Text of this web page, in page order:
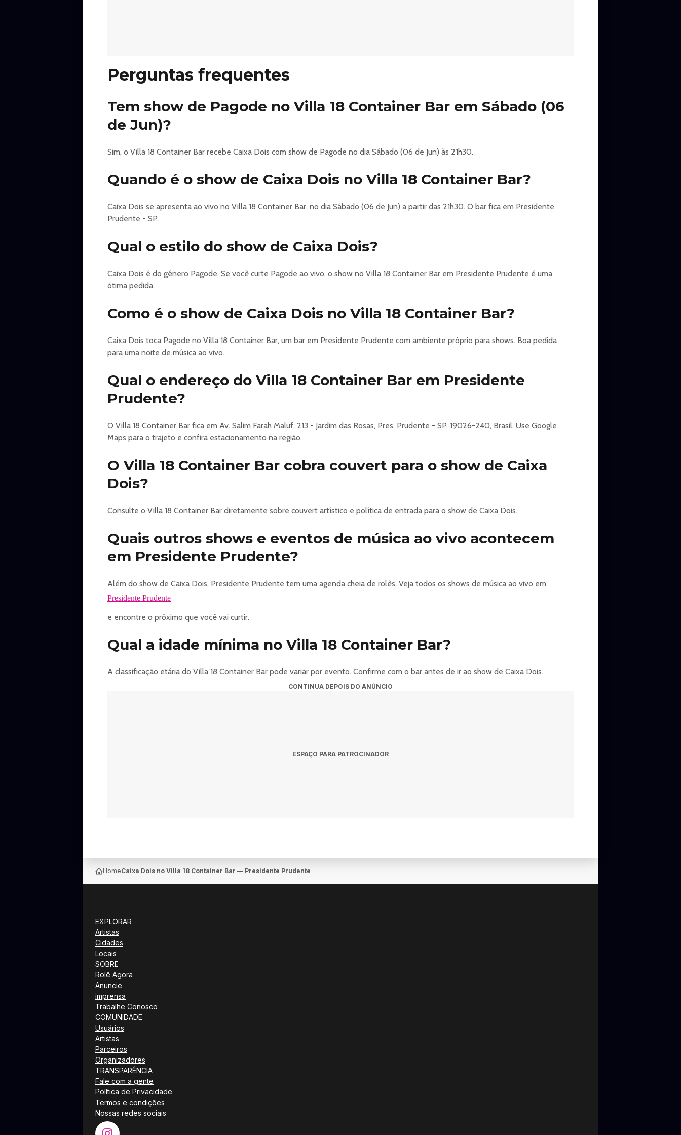
Perguntas frequentes
Tem show de Pagode no Villa 18 Container Bar em Sábado (06
de Jun)?
Sim, o Villa 18 Container Bar recebe Caixa Dois com show de Pagode no dia Sábado (06 de Jun) às 21h30.
Quando é o show de Caixa Dois no Villa 18 Container Bar?
Caixa Dois se apresenta ao vivo no Villa 18 Container Bar, no dia Sábado (06 de Jun) a partir das 21h30. O bar fica em Presidente
Prudente - SP.
Qual o estilo do show de Caixa Dois?
Caixa Dois é do gênero Pagode. Se você curte Pagode ao vivo, o show no Villa 18 Container Bar em Presidente Prudente é uma
ótima pedida.
Como é o show de Caixa Dois no Villa 18 Container Bar?
Caixa Dois toca Pagode no Villa 18 Container Bar, um bar em Presidente Prudente com ambiente próprio para shows. Boa pedida
para uma noite de música ao vivo.
Qual o endereço do Villa 18 Container Bar em Presidente
Prudente?
O Villa 18 Container Bar fica em Av. Salim Farah Maluf, 213 - Jardim das Rosas, Pres. Prudente - SP, 19026-240, Brasil. Use Google
Maps para o trajeto e confira estacionamento na região.
O Villa 18 Container Bar cobra couvert para o show de Caixa
Dois?
Consulte o Villa 18 Container Bar diretamente sobre couvert artístico e política de entrada para o show de Caixa Dois.
Quais outros shows e eventos de música ao vivo acontecem
em Presidente Prudente?
Além do show de Caixa Dois, Presidente Prudente tem uma agenda cheia de rolês. Veja todos os shows de música ao vivo em
Presidente Prudente
e encontre o próximo que você vai curtir.
Qual a idade mínima no Villa 18 Container Bar?
A classificação etária do Villa 18 Container Bar pode variar por evento. Confirme com o bar antes de ir ao show de Caixa Dois.
CONTINUA DEPOIS DO ANÚNCIO
ESPAÇO PARA PATROCINADOR
HomeCaixa Dois no Villa 18 Container Bar — Presidente Prudente
EXPLORAR
Artistas
Cidades
Locais
SOBRE
Rolê Agora
Anuncie
imprensa
Trabalhe Conosco
COMUNIDADE
Usuários
Artistas
Parceiros
Organizadores
TRANSPARÊNCIA
Fale com a gente
Política de Privacidade
Termos e condições
Nossas redes sociais